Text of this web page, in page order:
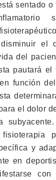
sentado o
el
del
pautará el
función
el dolor
y
en